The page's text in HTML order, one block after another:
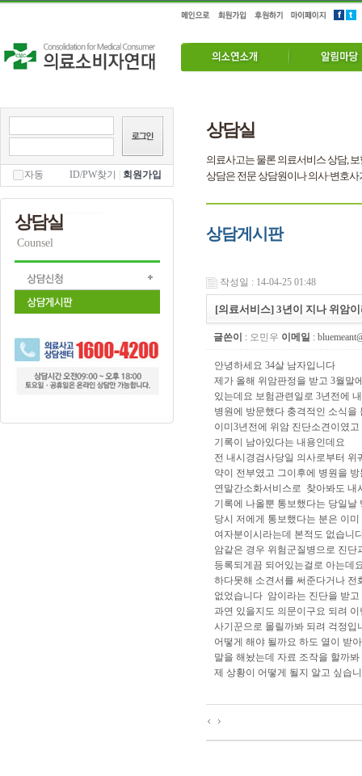
자동 ID/PW찾기 회원가입
상담실
Counsel
상담실
의료사고는 물론 의료서비스 상담,
상담은 전문 상담원이나 의사·변호
상담게시판
작성일 : 14-04-25 01:48
[의료서비스] 3년이 지나 위암
글쓴이 : 오민우 이메일 :
안녕하세요 34살 남자입니다
제가 올해 위암판정을 받고 3월말
있는데요 보험관련일로 3년전에
병원에 방문했다 충격적인 소식을
이미3년전에 위암 진단소견이였
기록이 남아있다는 내용인데요
전 내시경검사당일 의사로부터 위
약이 전부였고 그이후에 병원을
연말간소화서비스로 찾아봐도 내
기록에 나올뿐 통보했다는 당일날
당시 저에게 통보했다는 분은 이
여자분이시라는데 본적도 없습니
암같은 경우 위험군질병으로 진단
등록되게끔 되어있는걸로 아는데
하다못해 소견서를 써준다거나 전
없었습니다 암이라는 진단을 받
과연 있을지도 의문이구요 되려
사기꾼으로 몰릴까봐 되려 걱정입
어떻게 해야 될까요 하도 열이 받
말을 해놨는데 자료 조작을 할까
제 상황이 어떻게 될지 알고 싶습